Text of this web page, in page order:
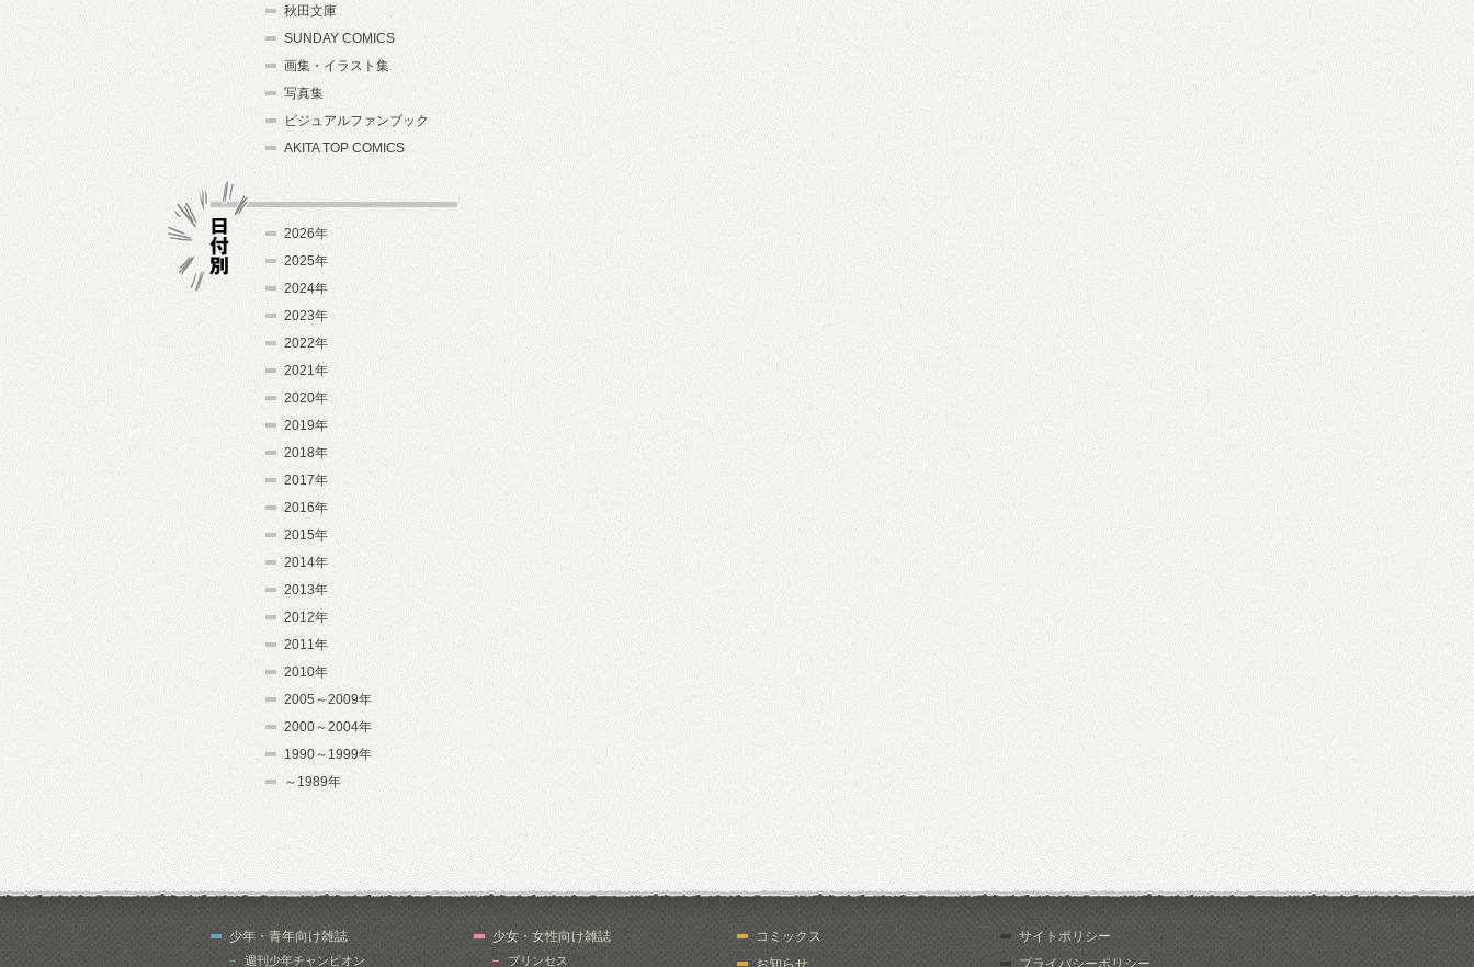
秋田文庫
SUNDAY COMICS
画集・イラスト集
写真集
ビジュアルファンブック
AKITA TOP COMICS
2026年
2025年
2024年
2023年
2022年
2021年
2020年
2019年
2018年
2017年
2016年
2015年
2014年
2013年
2012年
2011年
2010年
2005～2009年
2000～2004年
1990～1999年
～1989年
少年・青年向け雑誌
週刊少年チャンピオン
少女・女性向け雑誌
プリンセス
コミックス
お知らせ
サイトポリシー
プライバシーポリシー